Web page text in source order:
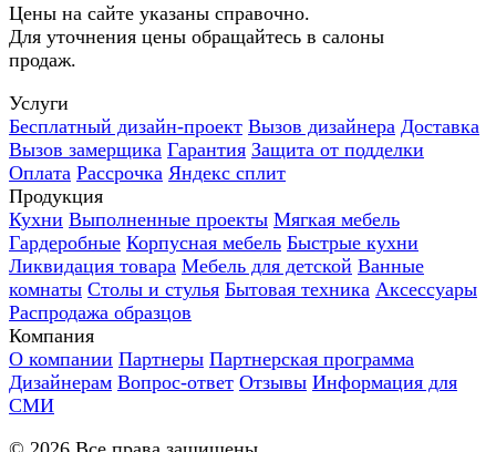
Цены на сайте указаны справочно.
Для уточнения цены обращайтесь в салоны
продаж.
Услуги
Бесплатный дизайн-проект Вызов дизайнера Доставка
Вызов замерщика Гарантия Защита от подделки
Оплата Рассрочка Яндекс сплит
Продукция
Кухни Выполненные проекты Мягкая мебель
Гардеробные Корпусная мебель Быстрые кухни
Ликвидация товара Мебель для детской Ванные
комнаты Столы и стулья Бытовая техника Аксессуары
Распродажа образцов
Компания
О компании Партнеры Партнерская программа
Дизайнерам Вопрос-ответ Отзывы Информация для
СМИ